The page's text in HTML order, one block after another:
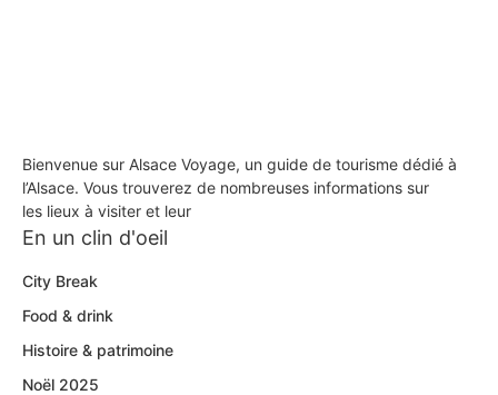
Bienvenue sur Alsace Voyage, un guide de tourisme dédié à
l’Alsace. Vous trouverez de nombreuses informations sur
les lieux à visiter et leur
En un clin d'oeil
City Break
Food & drink
Histoire & patrimoine
Noël 2025